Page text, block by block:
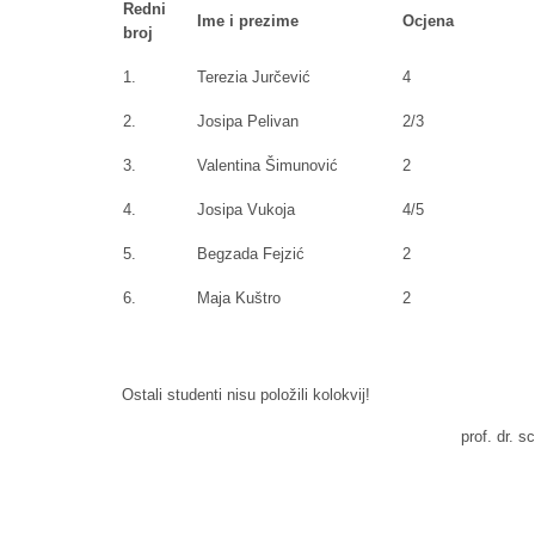
Redni
broj
Ime i prezime Ocjena
1. Terezia Jurčević 4
2. Josipa Pelivan 2/3
3. Valentina Šimunović 2
4. Josipa Vukoja 4/5
5. Begzada Fejzić 2
6. Maja Kuštro 2
Ostali studenti nisu položili kolokvij!
prof. dr. sc. Drago